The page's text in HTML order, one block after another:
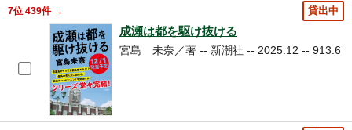
貸出中
7位 439件 →
成瀬は都を駆け抜ける
宮島 未奈／著 -- 新潮社 -- 2025.12 -- 913.6